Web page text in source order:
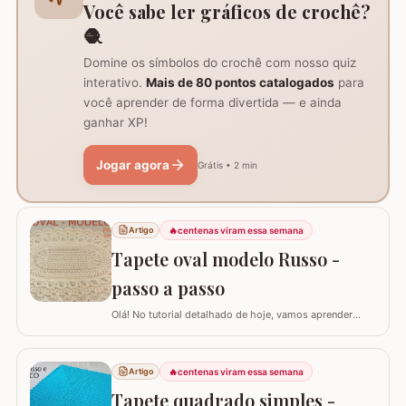
Você sabe ler gráficos de crochê?
🧶
Domine os símbolos do crochê com nosso quiz
interativo. Mais de 80 pontos catalogados para
você aprender de forma divertida — e ainda
ganhar XP!
Jogar agora Grátis • 2 min
Artigo 🔥centenas viram essa semana
Tapete oval modelo Russo -
passo a passo
Olá! No tutorial detalhado de hoje, vamos aprender
RUSSO. Recentemente, postamos aqui no blog a versão
redonda deste modelo, e você pode conferir clicando
AQUI. Este é um trabalho clássico que combina com
vários ambientes e é uma excelente…
Artigo 🔥centenas viram essa semana
Tapete quadrado simples -